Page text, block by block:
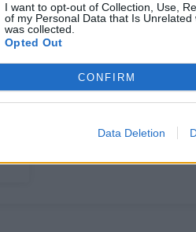
I want to opt-out of Collection, Use,
of my Personal Data that Is
was collected.
Opted Out
CONFIRM
Data Deletion
M. Echodas
paaiškino, kodėl
išsiskyrė jo ir ALBA
klubo keliai(1)